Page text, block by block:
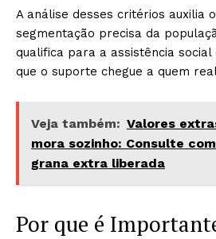
A análise desses critérios auxilia
segmentação precisa da
qualifica para a assistência
que o suporte chegue a quem
Veja também: Valores
mora sozinho: Consulte
grana extra liberada
Por que é